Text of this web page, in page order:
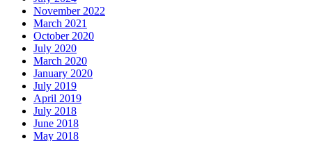
November 2022
March 2021
October 2020
July 2020
March 2020
January 2020
July 2019
April 2019
July 2018
June 2018
May 2018